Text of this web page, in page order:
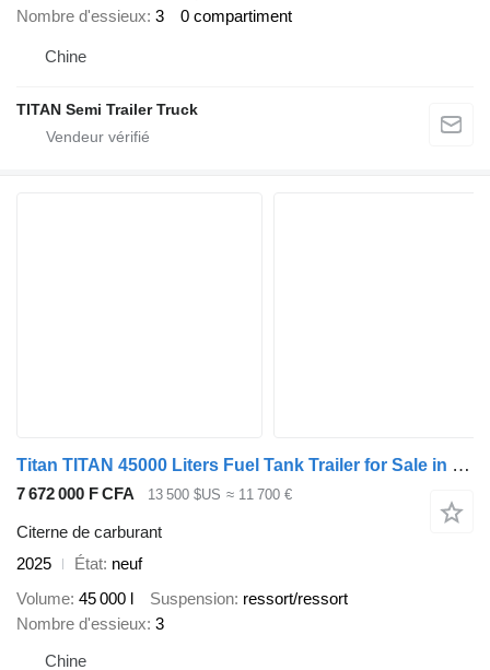
Nombre d'essieux 3 0 compartiment
Chine
TITAN Semi Trailer Truck
Titan TITAN 45000 Liters Fuel Tank Trailer for Sale in Congo
7 672 000 F CFA 13 500 $US ≈ 11 700 €
Citerne de carburant
2025
État neuf
Volume 45 000 l Suspension ressort/ressort
Nombre d'essieux 3
Chine